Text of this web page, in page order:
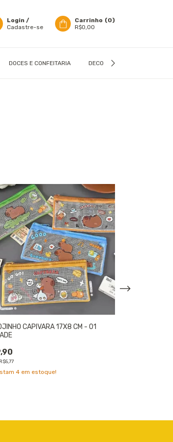
Login /
Cadastre-se
Carrinho (0)
R$0,00
DOCES E CONFEITARIA DECORAÇÃO
CAPIVARA 17X8 CM - 01
R$5,77
4 em estoque!